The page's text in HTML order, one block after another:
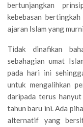
bertunjangkan
kebebasan
ajaran Islam yang
Tidak dinafikan
sebahagian umat
pada hari ini
untuk mengalihkan
daripada terus hanyut
tahun baru ini. Ada
alternatif yang